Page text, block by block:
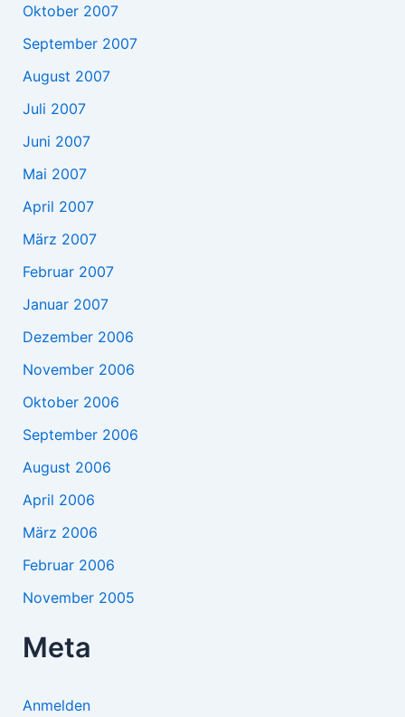
Oktober 2007
September 2007
August 2007
Juli 2007
Juni 2007
Mai 2007
April 2007
März 2007
Februar 2007
Januar 2007
Dezember 2006
November 2006
Oktober 2006
September 2006
August 2006
April 2006
März 2006
Februar 2006
November 2005
Meta
Anmelden